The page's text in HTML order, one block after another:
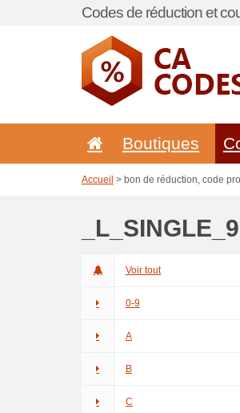
Codes de réduction et
Boutiques
Accueil > bon de réduction, code
Voir tout
0-9
A
B
C